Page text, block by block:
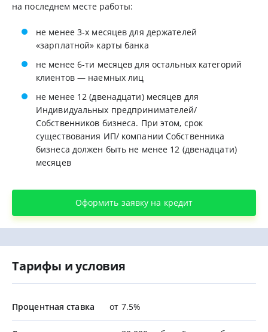
на последнем месте работы:
не менее 3-х месяцев для держателей
«зарплатной» карты банка
не менее 6-ти месяцев для остальных категорий
клиентов — наемных лиц
не менее 12 (двенадцати) месяцев для
Индивидуальных предпринимателей/
Собственников бизнеса. При этом, срок
существования ИП/ компании Собственника
бизнеса должен быть не менее 12 (двенадцати)
месяцев
Оформить заявку на кредит
Тарифы и условия
Процентная ставка от 7.5%